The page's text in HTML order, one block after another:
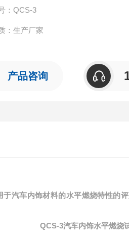
：QCS-3
：生产厂家
产品咨询
于汽车内饰材料的水平燃烧特性的
QCS-3汽车内饰水平燃烧